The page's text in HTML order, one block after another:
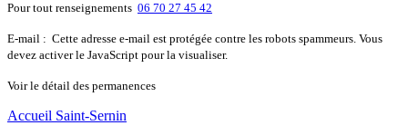
Pour tout renseignements 06 70 27 45 42
E-mail : Cette adresse e-mail est protégée contre les robots spammeurs. Vous
devez activer le JavaScript pour la visualiser.
Voir le détail des permanences
Accueil Saint-Sernin